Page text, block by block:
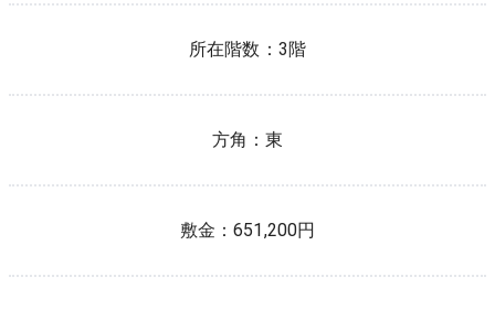
所在階数： 3階
方角：東
敷金：651,200円